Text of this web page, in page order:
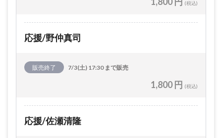
(税込)
応援/野仲真司
販売終了 7/3(土) 17:30 まで販売
1,800 円 (税込)
応援/佐瀬清隆